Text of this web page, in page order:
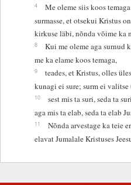
4
Me oleme siis koos
surmasse, et otsekui Kristus
kirkuse läbi, nõnda võime ka
8
Kui me oleme aga surnud
me ka elame koos temaga,
9
teades, et Kristus, olles
kunagi ei sure; surm ei valitse
10
sest mis ta suri, seda ta
aga mis ta elab, seda ta elab
11
Nõnda arvestage ka teie
elavat Jumalale Kristuses